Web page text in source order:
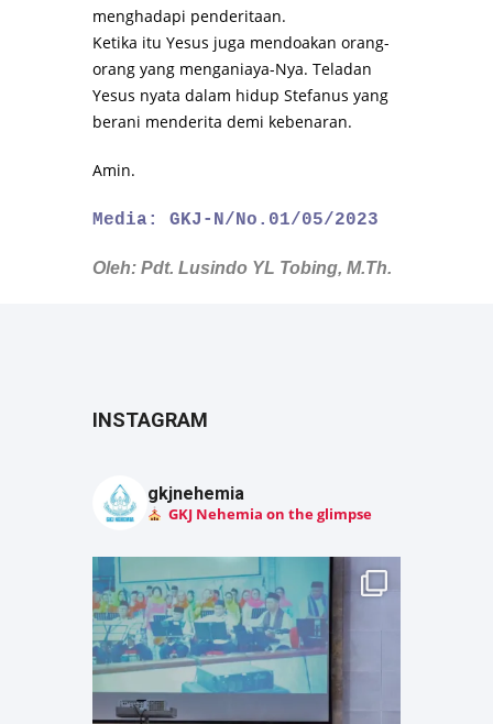
menghadapi penderitaan.
Ketika itu Yesus juga mendoakan orang-
orang yang menganiaya-Nya. Teladan
Yesus nyata dalam hidup Stefanus yang
berani menderita demi kebenaran.
Amin.
Media: GKJ-N/No.01/05/2023
Oleh: Pdt. Lusindo YL Tobing, M.Th.
INSTAGRAM
gkjnehemia
GKJ Nehemia on the glimpse